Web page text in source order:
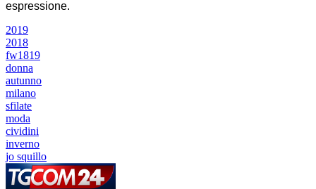
espressione.
2019
2018
fw1819
donna
autunno
milano
sfilate
moda
cividini
inverno
jo squillo